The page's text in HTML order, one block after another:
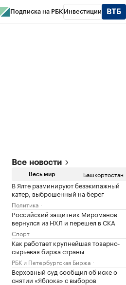
Подписка на РБК Инвестиции
Все новости
Весь мир Башкортостан
В Ялте разминируют безэкипажный
катер, выброшенный на берег
Политика
Российский защитник Мироманов
вернулся из НХЛ и перешел в СКА
Спорт
Как работает крупнейшая товарно-
сырьевая биржа страны
РБК и Петербургская Биржа
Верховный суд сообщил об иске о
снятии «Яблока» с выборов